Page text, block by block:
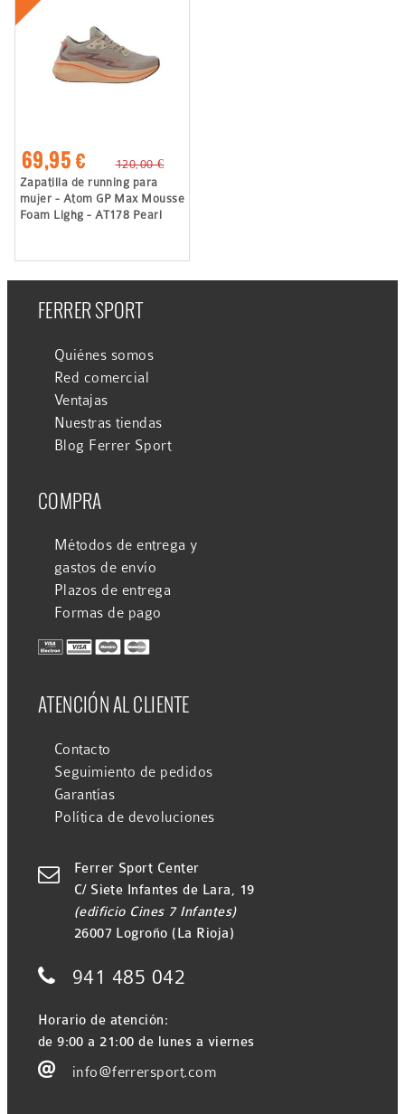
69,95 €
120,00 €
Zapatilla de running para
mujer - Atom GP Max Mousse
Foam Lighg - AT178 Pearl
FERRER SPORT
Quiénes somos
Red comercial
Ventajas
Nuestras tiendas
Blog Ferrer Sport
COMPRA
Métodos de entrega y
gastos de envío
Plazos de entrega
Formas de pago
ATENCIÓN AL CLIENTE
Contacto
Seguimiento de pedidos
Garantías
Política de devoluciones

Ferrer Sport Center
C/ Siete Infantes de Lara, 19
(edificio Cines 7 Infantes)
26007 Logroño (La Rioja)
 941 485 042
Horario de atención:
de 9:00 a 21:00 de lunes a viernes
 info@ferrersport.com